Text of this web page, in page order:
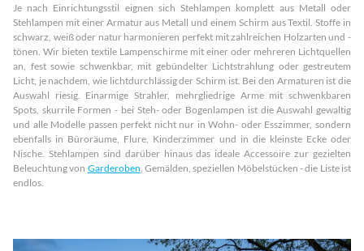
Je nach Einrichtungsstil eignen sich Stehlampen komplett aus Metall oder
Stehlampen mit einer Armatur aus Metall und einem Schirm aus Textil. Stoffe in
schwarz, weiß oder natur harmonieren perfekt mit zahlreichen Holzarten und -
tönen. Wir bieten textile Lampenschirme mit einer oder mehreren Lichtquellen
an, fest sowie schwenkbar, mit gebündelter Lichtstrahlung oder gestreutem
Licht, je nachdem, wie lichtdurchlässig der Schirm ist. Bei den Armaturen ist die
Auswahl riesig. Einarmige Strahler, mehrgliedrige Arme mit schwenkbaren
Spots, skurrile Formen - bei Steh- oder Bogenlampen ist die Auswahl gewaltig
und alle Modelle passen perfekt nicht nur in Wohn- oder Esszimmer, sondern
ebenfalls in Büroräume, Flure, Kinderzimmer und in die kleinste Ecke oder
Nische. Stehlampen sind darüber hinaus das ideale Accessoire zur gezielten
Beleuchtung von Garderoben , Gemälden, speziellen Möbelstücken - die Liste ist
endlos.